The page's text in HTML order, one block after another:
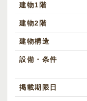
建物1階
建物2階
建物構造
設備・条件
掲載期限日